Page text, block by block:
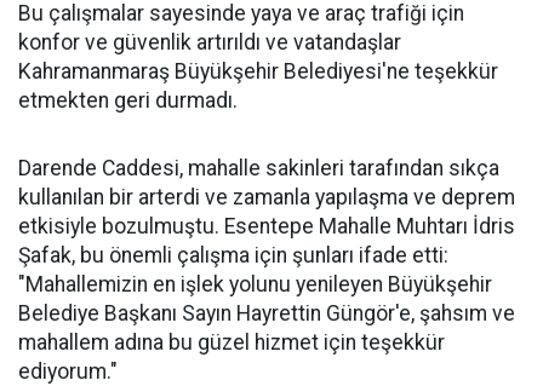
Bu çalışmalar sayesinde yaya ve araç trafiği için
konfor ve güvenlik artırıldı ve vatandaşlar
Kahramanmaraş Büyükşehir Belediyesi'ne teşekkür
etmekten geri durmadı.
Darende Caddesi, mahalle sakinleri tarafından sıkça
kullanılan bir arterdi ve zamanla yapılaşma ve deprem
etkisiyle bozulmuştu. Esentepe Mahalle Muhtarı İdris
Şafak, bu önemli çalışma için şunları ifade etti:
"Mahallemizin en işlek yolunu yenileyen Büyükşehir
Belediye Başkanı Sayın Hayrettin Güngör'e, şahsım ve
mahallem adına bu güzel hizmet için teşekkür
ediyorum."